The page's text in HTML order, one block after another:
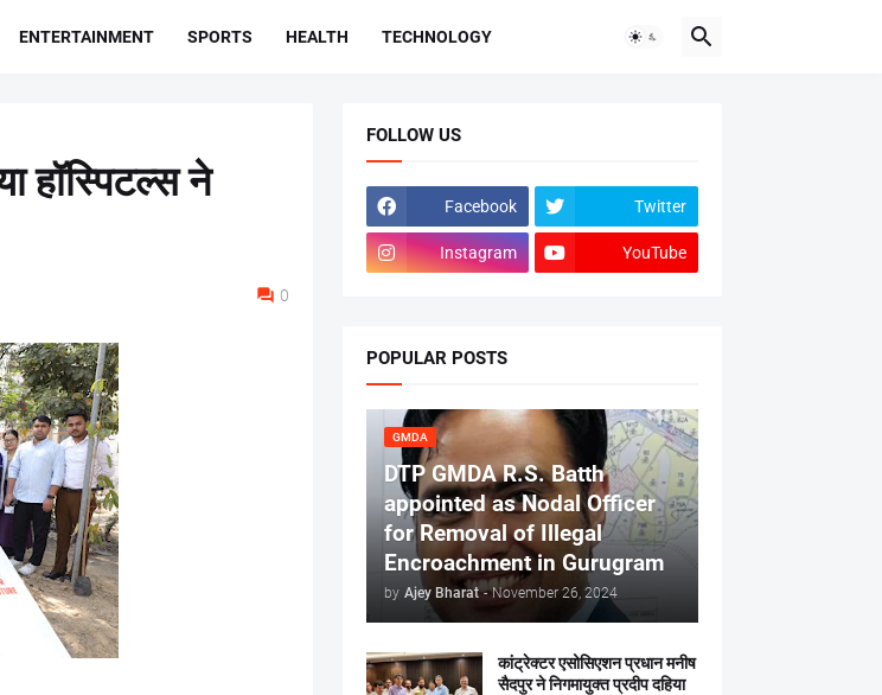
ENTERTAINMENT SPORTS HEALTH TECHNOLOGY
हॉस्पिटल्स ने
0
FOLLOW US
Facebook Twitter
Instagram YouTube
POPULAR POSTS
GMDA
DTP GMDA R.S. Batth
appointed as Nodal Officer
for Removal of Illegal
Encroachment in Gurugram
by Ajey Bharat - November 26, 2024
कांट्रेक्टर एसोसिएशन प्रधान मनीष
सैदपुर ने निगमायुक्त प्रदीप दहिया